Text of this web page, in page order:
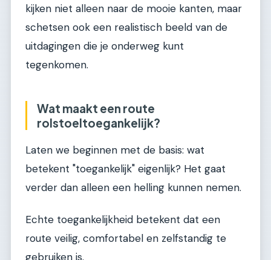
kijken niet alleen naar de mooie kanten, maar
schetsen ook een realistisch beeld van de
uitdagingen die je onderweg kunt
tegenkomen.
Wat maakt een route
rolstoeltoegankelijk?
Laten we beginnen met de basis: wat
betekent "toegankelijk" eigenlijk? Het gaat
verder dan alleen een helling kunnen nemen.
Echte toegankelijkheid betekent dat een
route veilig, comfortabel en zelfstandig te
gebruiken is.